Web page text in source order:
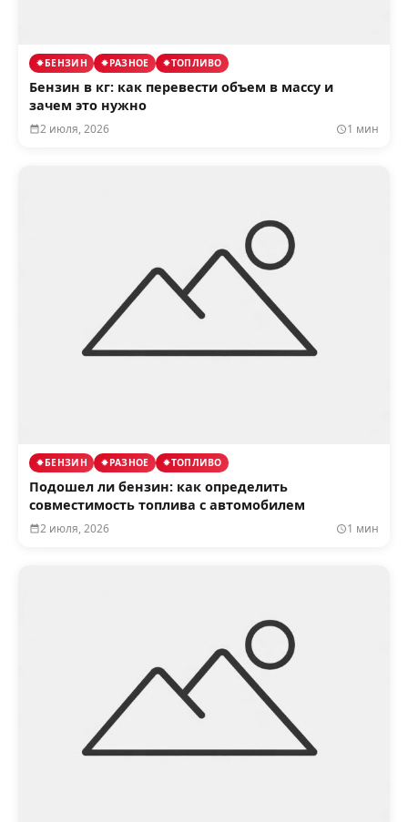
БЕНЗИН РАЗНОЕ ТОПЛИВО
Бензин в кг: как перевести объем в массу и
зачем это нужно
2 июля, 2026 1 мин
БЕНЗИН РАЗНОЕ ТОПЛИВО
Подошел ли бензин: как определить
совместимость топлива с автомобилем
2 июля, 2026 1 мин